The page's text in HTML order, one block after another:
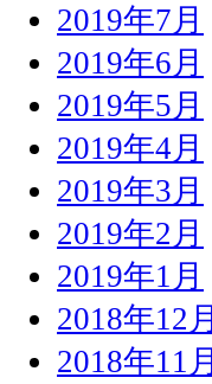
2019年7月
2019年6月
2019年5月
2019年4月
2019年3月
2019年2月
2019年1月
2018年12月
2018年11月